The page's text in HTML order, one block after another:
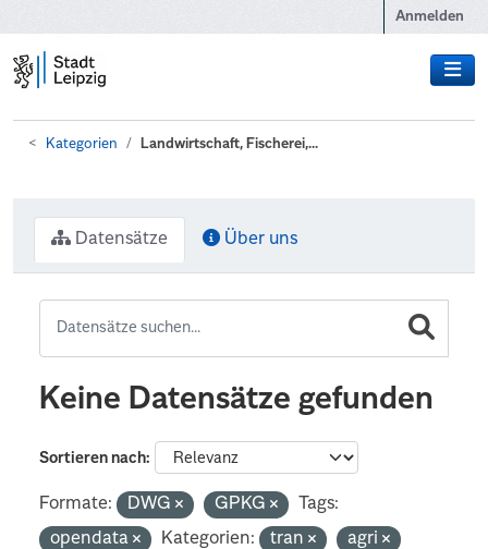
Anmelden
Kategorien Landwirtschaft, Fischerei,...
Datensätze Über uns
Keine Datensätze gefunden
Sortieren nach
Formate: DWG GPKG
Tags:
opendata
Kategorien: tran
agri